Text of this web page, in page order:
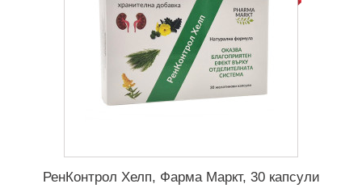
РенКонтрол Хелп, Фарма Маркт, 30 капсули